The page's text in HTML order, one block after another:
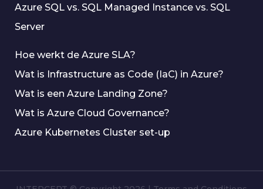
Azure SQL vs. SQL Managed Instance vs. SQL
Server
Hoe werkt de Azure SLA?
Wat is Infrastructure as Code (IaC) in Azure?
Wat is een Azure Landing Zone?
Wat is Azure Cloud Governance?
Azure Kubernetes Cluster set-up